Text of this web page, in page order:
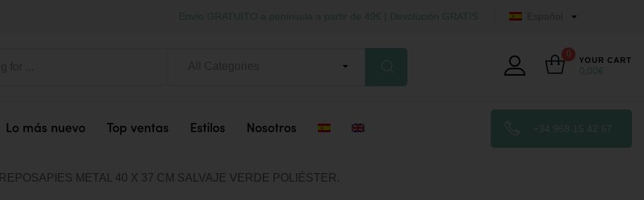
Envío GRATUITO a península a partir de 49€ | Devolución GRATIS
0
YOUR CART
0,00€
Lo más nuevo Top ventas Estilos Nosotros +34 968 15 42 67
REPOSAPIES METAL 40 X 37 CM SALVAJE VERDE POLIÉSTER.